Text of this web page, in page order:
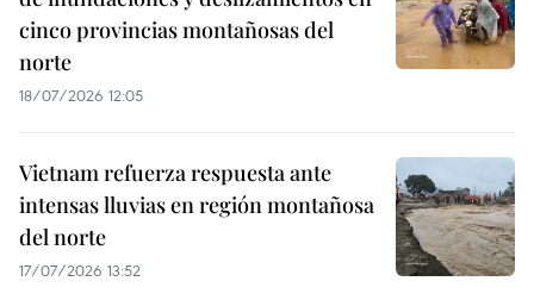
cinco provincias montañosas del
norte
18/07/2026 12:05
Vietnam refuerza respuesta ante
intensas lluvias en región montañosa
del norte
17/07/2026 13:52